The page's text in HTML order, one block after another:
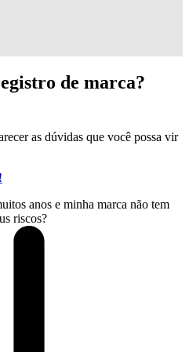
de marca?
as dúvidas que você possa vir
anos e minha marca não tem
riscos?